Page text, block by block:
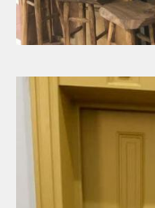
Входная группа в бар